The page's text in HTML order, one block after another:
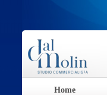
Home